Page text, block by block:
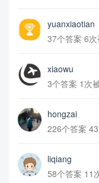
yuanxiaotian
37个答案 6
xiaowu
3个答案 1次
hongzai
226个答案
liqiang
58个答案 11